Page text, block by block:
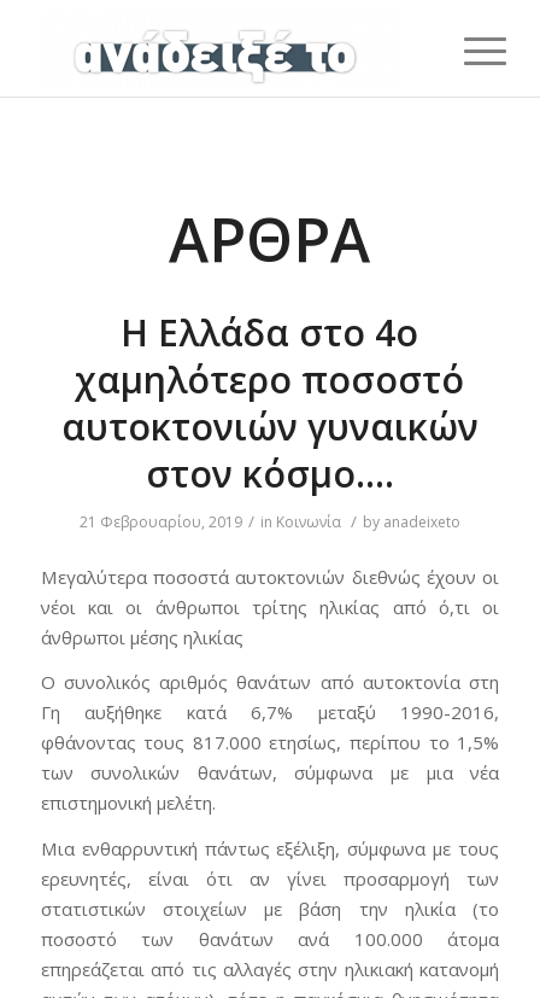
ΆΡΘΡΑ
Η Ελλάδα στο 4ο
χαμηλότερο ποσοστό
αυτοκτονιών γυναικών
στον κόσμο….
21 Φεβρουαρίου, 2019 / in Κοινωνία / by anadeixeto
Μεγαλύτερα ποσοστά αυτοκτονιών διεθνώς έχουν οι
νέοι και οι άνθρωποι τρίτης ηλικίας από ό,τι οι
άνθρωποι μέσης ηλικίας
Ο συνολικός αριθμός θανάτων από αυτοκτονία στη
Γη αυξήθηκε κατά 6,7% μεταξύ 1990-2016,
φθάνοντας τους 817.000 ετησίως, περίπου το 1,5%
των συνολικών θανάτων, σύμφωνα με μια νέα
επιστημονική μελέτη.
Μια ενθαρρυντική πάντως εξέλιξη, σύμφωνα με τους
ερευνητές, είναι ότι αν γίνει προσαρμογή των
στατιστικών στοιχείων με βάση την ηλικία (το
ποσοστό των θανάτων ανά 100.000 άτομα
επηρεάζεται από τις αλλαγές στην ηλικιακή κατανομή